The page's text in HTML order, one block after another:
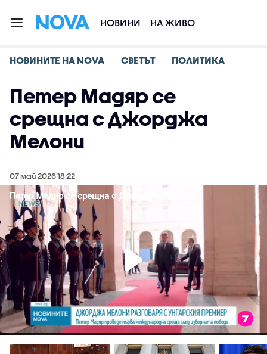
НОВИНИ НА ЖИВО
НОВИНИТЕ НА NOVA СВЕТЪТ ПОЛИТИКА
Петер Мадяр се
срещна с Джорджа
Мелони
07 май 2026 18:22